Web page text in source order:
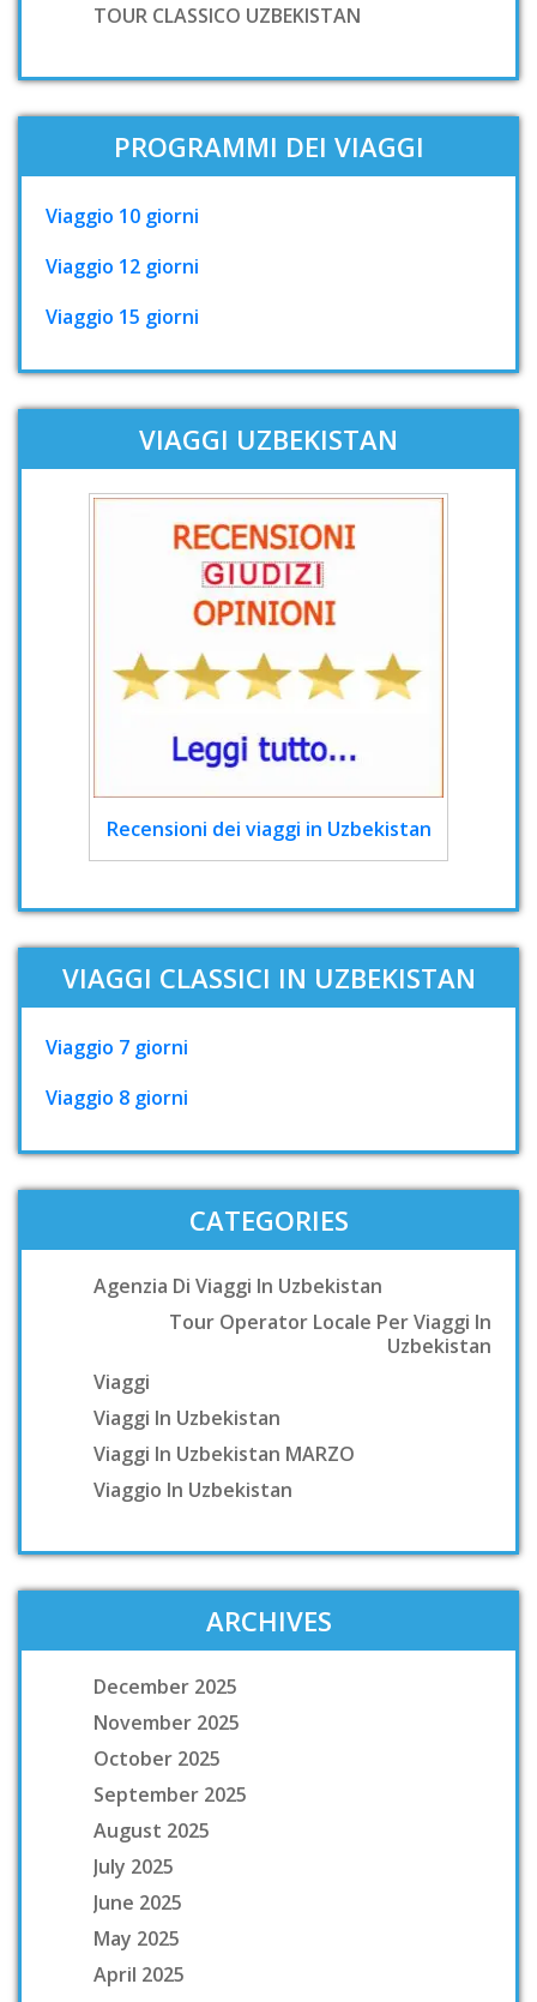
TOUR CLASSICO UZBEKISTAN
PROGRAMMI DEI VIAGGI
Viaggio 10 giorni
Viaggio 12 giorni
Viaggio 15 giorni
VIAGGI UZBEKISTAN
Recensioni dei viaggi in Uzbekistan
VIAGGI CLASSICI IN UZBEKISTAN
Viaggio 7 giorni
Viaggio 8 giorni
CATEGORIES
Agenzia Di Viaggi In Uzbekistan
Tour Operator Locale Per Viaggi In
Uzbekistan
Viaggi
Viaggi In Uzbekistan
Viaggi In Uzbekistan MARZO
Viaggio In Uzbekistan
ARCHIVES
December 2025
November 2025
October 2025
September 2025
August 2025
July 2025
June 2025
May 2025
April 2025